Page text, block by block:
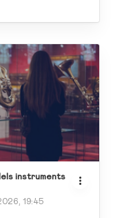
instruments
19:45